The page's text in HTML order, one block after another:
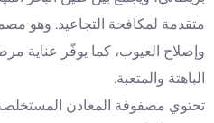
متقدمة لمكافحة التجاعيد. وهو
وإصلاح العيوب، كما يوفّر عناية
الباهتة والمتعبة.